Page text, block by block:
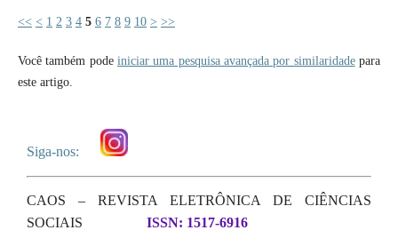
<< < 1 2 3 4 5 6 7 8 9 10 > >>
Você também pode iniciar uma pesquisa avançada por similaridadepara
este artigo.
Siga-nos:
CAOS – REVISTA ELETRÔNICA DE CIÊNCIAS
SOCIAIS
ISSN: 1517-6916